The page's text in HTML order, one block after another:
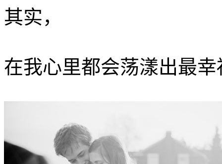
其实，
在我心里都会荡漾出最